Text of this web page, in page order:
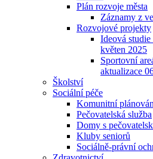
Plán rozvoje města
Záznamy z
Rozvojové projekty
Ideová
květen 2025
Sportovní
aktualizace
Školství
Sociální péče
Komunitní
Pečovatelská služba
Domy s
Kluby seniorů
Sociálně-právní